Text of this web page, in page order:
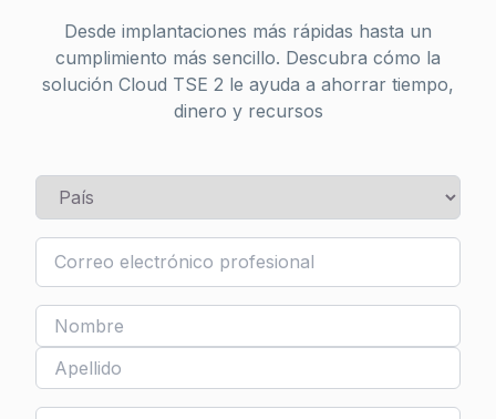
Desde implantaciones más rápidas hasta un
cumplimiento más sencillo. Descubra cómo la
solución Cloud TSE 2 le ayuda a ahorrar tiempo,
dinero y recursos